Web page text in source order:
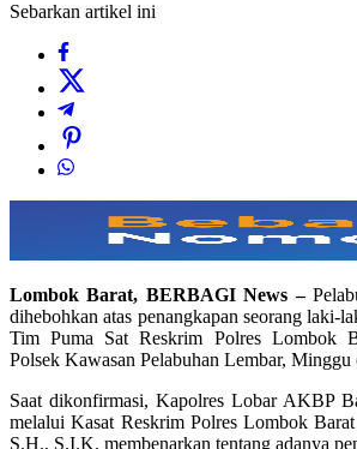
Sebarkan artikel ini
Lombok Barat, BERBAGI News –
dihebohkan atas penangkapan seorang laki-
Tim Puma Sat Reskrim Polres Lombok
Polsek Kawasan Pelabuhan Lembar, Minggu
Saat dikonfirmasi, Kapolres Lobar AKBP
melalui Kasat Reskrim Polres Lombok
S.H., S.I.K. membenarkan tentang adanya